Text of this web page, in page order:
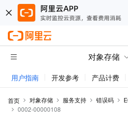
对象存储
用户指南 开发参考 产品计费
首页 对象存储 服务支持 错误码
0002-00000108